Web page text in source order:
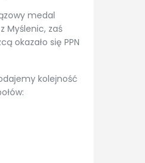
medal
Myślenic, zaś
okazało się PPN
kolejność